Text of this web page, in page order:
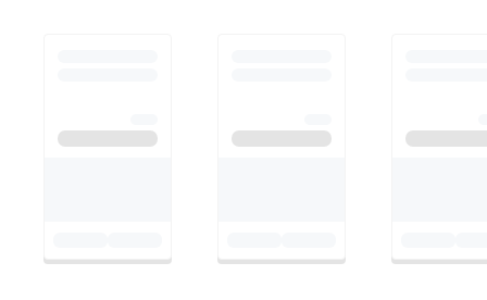
ba70e3793f6c46e施工
ae7353fe02d4d4c